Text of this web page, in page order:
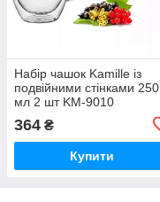
Набір чашок Kamille із
подвійними стінками 250
мл 2 шт KM-9010
364 ₴
Купити